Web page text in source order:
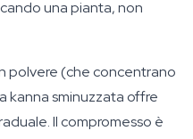
una pianta, non
polvere (che concentrano
kanna sminuzzata offre
Il compromesso è